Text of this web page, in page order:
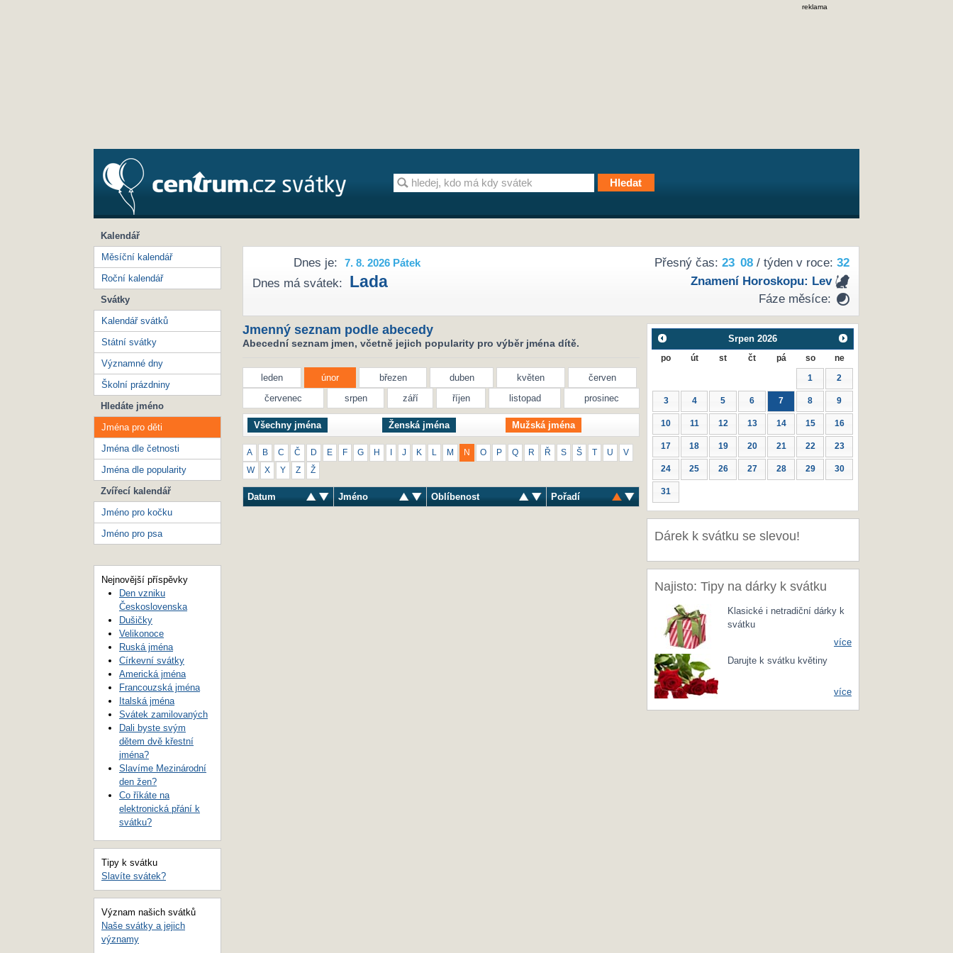
reklama
Přesný čas: 23 08/ týden v roce: 32
Znamení Horoskopu: Lev
Fáze měsíce:
Dnes je: 7. 8. 2026 Pátek
Dnes má svátek: Lada
Jmenný seznam podle abecedy
Abecední seznam jmen, včetně jejich popularity pro výběr jména dítě.
leden únor březen duben květen
červen
červenec
srpen září říjen listopad prosinec
Všechny jména Ženská jména Mužská jména
A B C Č D E F G H J K M N O P Q R Ř S Š U V
W X Y Z Ž
Datum Jméno Oblíbenost Pořadí
Srpen 2026
po út st čt pá so ne
1 2
3 4 5 6 7 8 9
10 11 12 13 14 15 16
17 18 19 20 21 22 23
24 25 26 27 28 29 30
31
Dárek k svátku se slevou!
Najisto: Tipy na dárky k svátku
Klasické i netradiční dárky k
svátku
více
Darujte k svátku květiny
více
Kalendář
Měsíční kalendář
Roční kalendář
Svátky
Kalendář svátků
Státní svátky
Významné dny
Školní prázdniny
Hledáte jméno
Jména pro děti
Jména dle četnosti
Jména dle popularity
Zvířecí kalendář
Jméno pro kočku
Jméno pro psa
Nejnovější příspěvky
Den vzniku
Československa
Dušičky
Velikonoce
Ruská jména
Církevní svátky
Americká jména
Francouzská jména
Italská jména
Svátek zamilovaných
Dali byste svým
dětem dvě křestní
jména?
Slavíme Mezinárodní
den žen?
Co říkáte na
elektronická přání k
svátku?
Tipy k svátku
Slavíte svátek?
Význam našich svátků
Naše svátky a jejich
významy